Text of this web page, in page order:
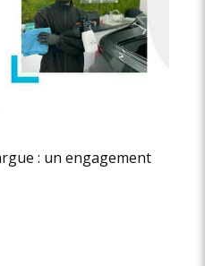
: un engagement